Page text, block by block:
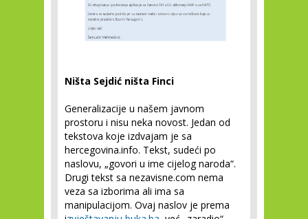
Ništa Sejdić ništa Finci
Generalizacije u našem javnom
prostoru i nisu neka novost. Jedan od
tekstova koje izdvajam je sa
hercegovina.info. Tekst, sudeći po
naslovu, „govori u ime cijelog naroda“.
Drugi tekst sa nezavisne.com nema
veza sa izborima ali ima sa
manipulacijom. Ovaj naslov je prema